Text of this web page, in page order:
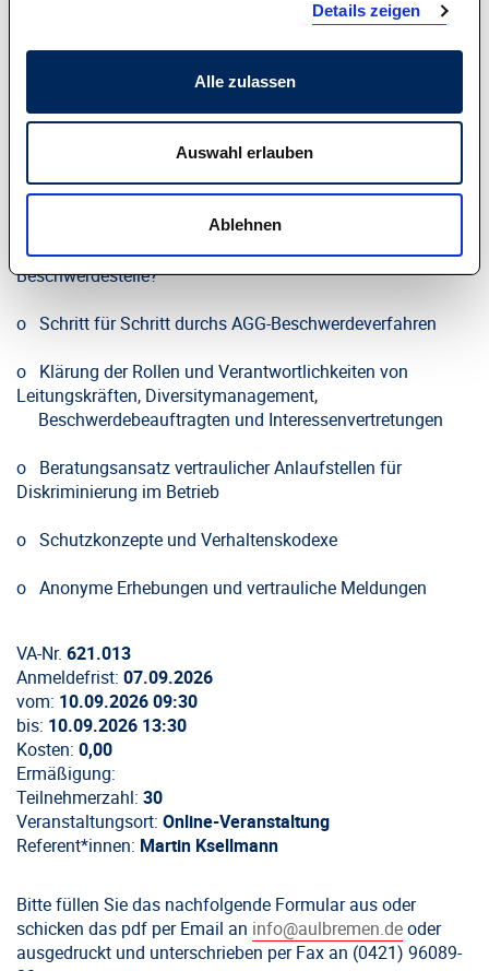
Details zeigen
Alle zulassen
Auswahl erlauben
Ablehnen
· Antidiskriminierung als Teil der
Organisationsentwicklung angehen
· Fürsorge- und Organisations-Pflichten von
· Ein Blick in den Werkzeugkoffer Antidiskriminierung:
o Ansiedelung und Ausgestaltung der Innerbetrieblichen
Beschwerdestelle?
o Schritt für Schritt durchs AGG-Beschwerdeverfahren
o Klärung der Rollen und Verantwortlichkeiten von
Leitungskräften, Diversitymanagement,
Beschwerdebeauftragten und Interessenvertretungen
o Beratungsansatz vertraulicher Anlaufstellen für
Diskriminierung im Betrieb
o Schutzkonzepte und Verhaltenskodexe
o Anonyme Erhebungen und vertrauliche Meldungen
VA-Nr. 621.013
Anmeldefrist: 07.09.2026
vom: 10.09.2026 09:30
bis: 10.09.2026 13:30
Kosten: 0,00
Ermäßigung:
Teilnehmerzahl: 30
Veranstaltungsort: Online-Veranstaltung
Referent*innen: Martin Ksellmann
Bitte füllen Sie das nachfolgende Formular aus oder
schicken das pdf per Email an info@aulbremen.deoder
ausgedruckt und unterschrieben per Fax an (0421) 96089-